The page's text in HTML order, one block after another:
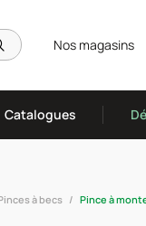
Nos magasins
Catalogues
à becs Pince à